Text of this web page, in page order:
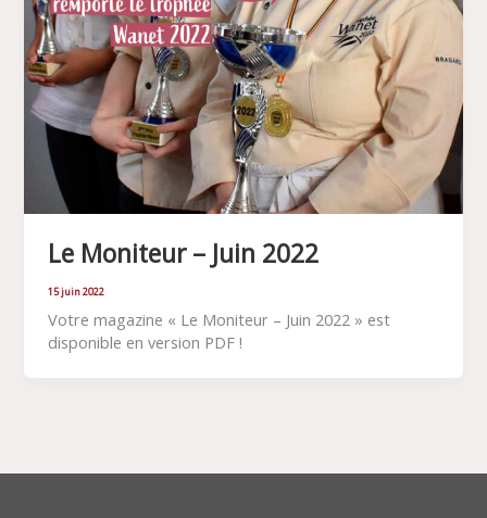
Le Moniteur – Juin 2022
15 juin 2022
Votre magazine « Le Moniteur – Juin 2022 » est
disponible en version PDF !